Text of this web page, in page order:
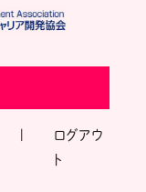
ログアウ
ト